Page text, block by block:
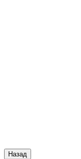
Назад